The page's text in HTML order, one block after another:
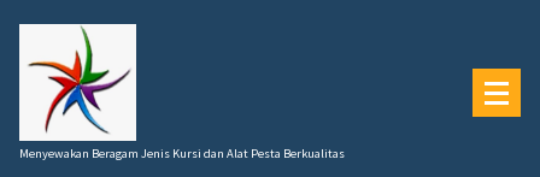
konten
Menyewakan Beragam Jenis Kursi dan Alat Pesta Berkualitas